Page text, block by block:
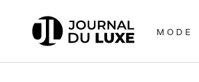
directement
MODE